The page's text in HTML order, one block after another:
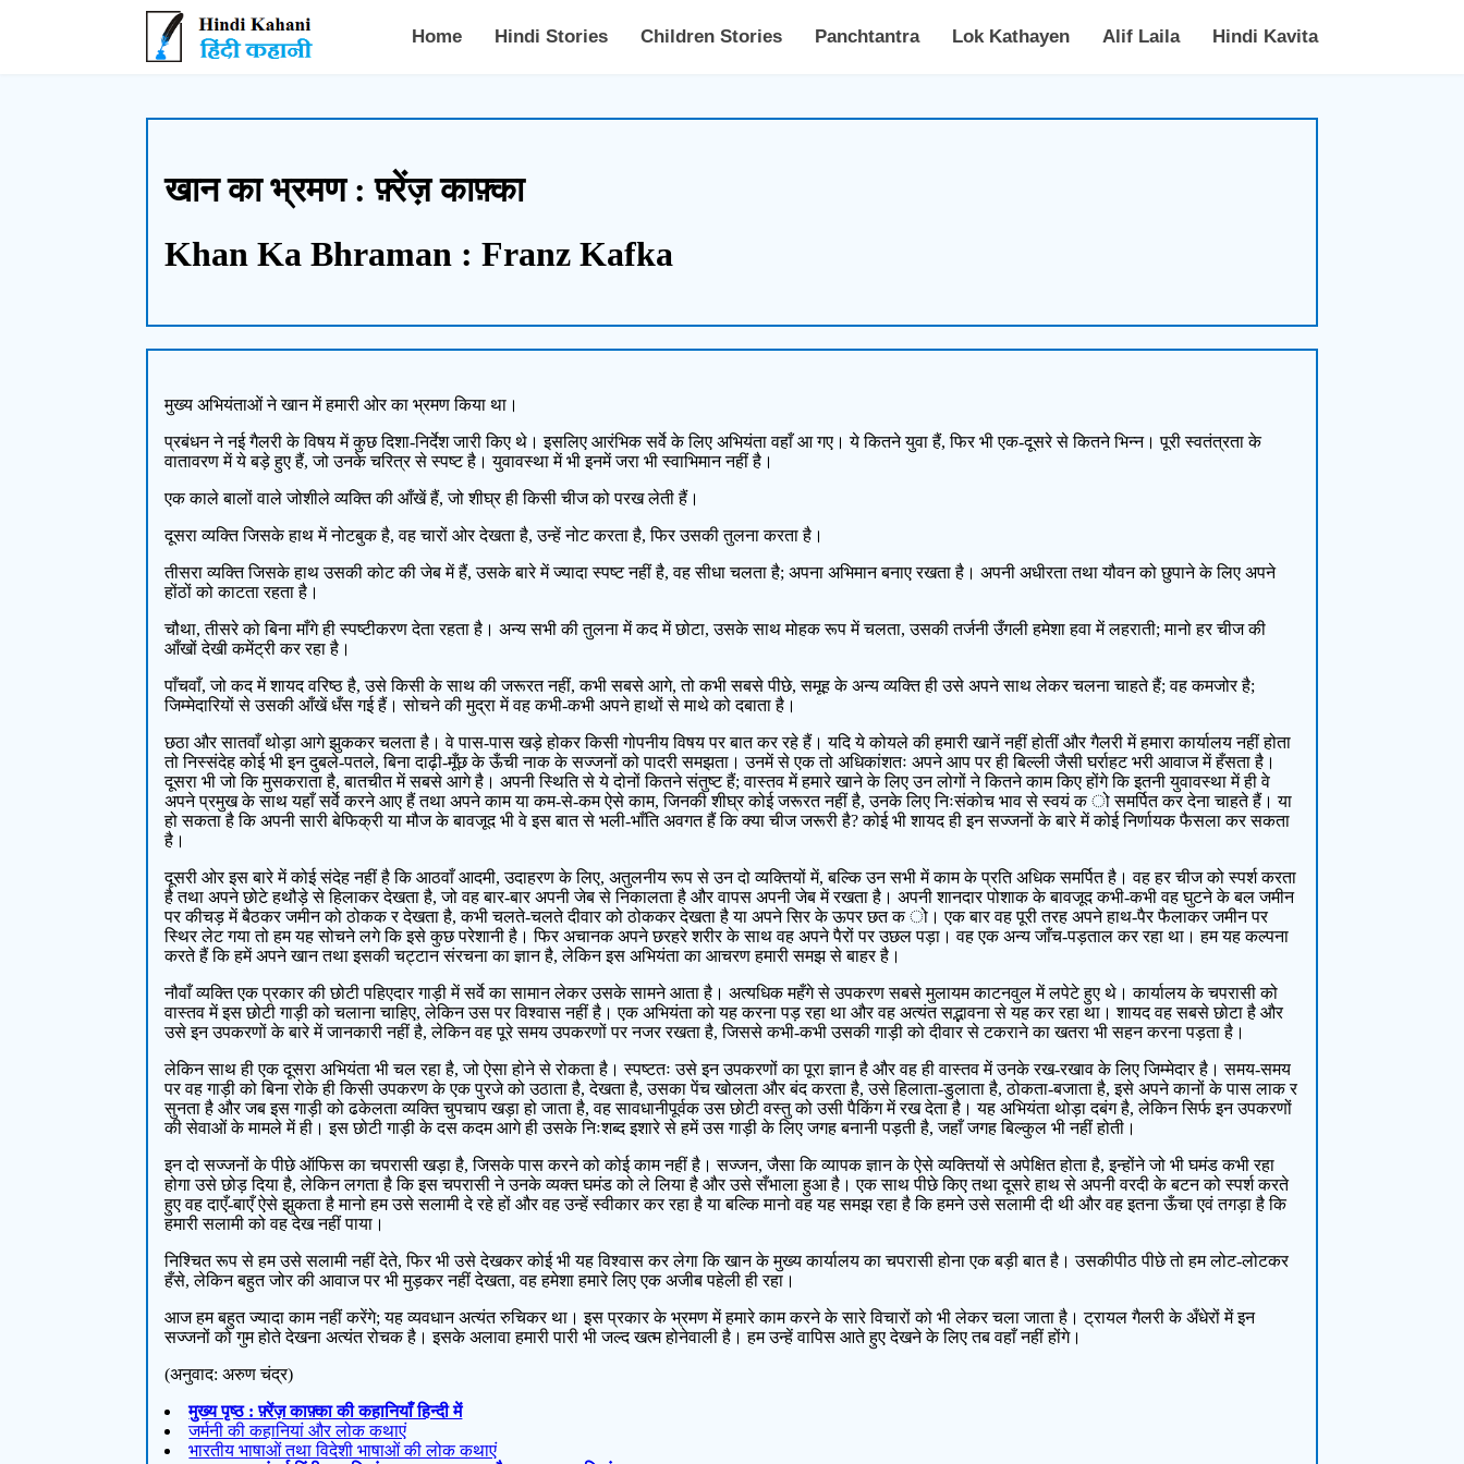
Hindi Kahani - हिंदी कहानी
Home Hindi Stories Children Stories Panchtantra Lok Kathayen Alif Laila Hindi Kavita
खान का भ्रमण : फ़्रेंज़ काफ़्का
Khan Ka Bhraman : Franz Kafka
मुख्य अभियंताओं ने खान में हमारी ओर का भ्रमण किया था।
प्रबंधन ने नई गैलरी के विषय में कुछ दिशा-निर्देश जारी किए थे। इसलिए आरंभिक सर्वे के लिए अभियंता वहाँ आ गए। ये कितने युवा हैं, फिर भी एक-दूसरे से कितने भिन्न। पूरी स्वतंत्रता के
वातावरण में ये बड़े हुए हैं, जो उनके चरित्र से स्पष्ट है। युवावस्था में भी इनमें जरा भी स्वाभिमान नहीं है।
एक काले बालों वाले जोशीले व्यक्ति की आँखें हैं, जो शीघ्र ही किसी चीज को परख लेती हैं।
दूसरा व्यक्ति जिसके हाथ में नोटबुक है, वह चारों ओर देखता है, उन्हें नोट करता है, फिर उसकी तुलना करता है।
तीसरा व्यक्ति जिसके हाथ उसकी कोट की जेब में हैं, उसके बारे में ज्यादा स्पष्ट नहीं है, वह सीधा चलता है; अपना अभिमान बनाए रखता है। अपनी अधीरता तथा यौवन को छुपाने के लिए अपने
होंठों को काटता रहता है।
चौथा, तीसरे को बिना माँगे ही स्पष्टीकरण देता रहता है। अन्य सभी की तुलना में कद में छोटा, उसके साथ मोहक रूप में चलता, उसकी तर्जनी उँगली हमेशा हवा में लहराती; मानो हर चीज की
आँखों देखी कमेंट्री कर रहा है।
पाँचवाँ, जो कद में शायद वरिष्ठ है, उसे किसी के साथ की जरूरत नहीं, कभी सबसे आगे, तो कभी सबसे पीछे, समूह के अन्य व्यक्ति ही उसे अपने साथ लेकर चलना चाहते हैं; वह कमजोर है;
जिम्मेदारियों से उसकी आँखें धँस गई हैं। सोचने की मुद्रा में वह कभी-कभी अपने हाथों से माथे को दबाता है।
छठा और सातवाँ थोड़ा आगे झुककर चलता है। वे पास-पास खड़े होकर किसी गोपनीय विषय पर बात कर रहे हैं। यदि ये कोयले की हमारी खानें नहीं होतीं और गैलरी में हमारा कार्यालय नहीं होता
तो निस्संदेह कोई भी इन दुबले-पतले, बिना दाढ़ी-मूँछ के ऊँची नाक के सज्जनों को पादरी समझता। उनमें से एक तो अधिकांशतः अपने आप पर ही बिल्ली जैसी घर्राहट भरी आवाज में हँसता है।
दूसरा भी जो कि मुसकराता है, बातचीत में सबसे आगे है। अपनी स्थिति से ये दोनों कितने संतुष्ट हैं; वास्तव में हमारे खाने के लिए उन लोगों ने कितने काम किए होंगे कि इतनी युवावस्था में ही वे
अपने प्रमुख के साथ यहाँ सर्वे करने आए हैं तथा अपने काम या कम-से-कम ऐसे काम, जिनकी शीघ्र कोई जरूरत नहीं है, उनके लिए निःसंकोच भाव से स्वयं क ो समर्पित कर देना चाहते हैं। या
हो सकता है कि अपनी सारी बेफिक्री या मौज के बावजूद भी वे इस बात से भली-भाँति अवगत हैं कि क्या चीज जरूरी है? कोई भी शायद ही इन सज्जनों के बारे में कोई निर्णायक फैसला कर सकता
है।
दूसरी ओर इस बारे में कोई संदेह नहीं है कि आठवाँ आदमी, उदाहरण के लिए, अतुलनीय रूप से उन दो व्यक्तियों में, बल्कि उन सभी में काम के प्रति अधिक समर्पित है। वह हर चीज को स्पर्श करता
है तथा अपने छोटे हथौड़े से हिलाकर देखता है, जो वह बार-बार अपनी जेब से निकालता है और वापस अपनी जेब में रखता है। अपनी शानदार पोशाक के बावजूद कभी-कभी वह घुटने के बल जमीन
पर कीचड़ में बैठकर जमीन को ठोकक र देखता है, कभी चलते-चलते दीवार को ठोककर देखता है या अपने सिर के ऊपर छत क ो। एक बार वह पूरी तरह अपने हाथ-पैर फैलाकर जमीन पर
स्थिर लेट गया तो हम यह सोचने लगे कि इसे कुछ परेशानी है। फिर अचानक अपने छरहरे शरीर के साथ वह अपने पैरों पर उछल पड़ा। वह एक अन्य जाँच-पड़ताल कर रहा था। हम यह कल्पना
करते हैं कि हमें अपने खान तथा इसकी चट्टान संरचना का ज्ञान है, लेकिन इस अभियंता का आचरण हमारी समझ से बाहर है।
नौवाँ व्यक्ति एक प्रकार की छोटी पहिएदार गाड़ी में सर्वे का सामान लेकर उसके सामने आता है। अत्यधिक महँगे से उपकरण सबसे मुलायम काटनवुल में लपेटे हुए थे। कार्यालय के चपरासी को
वास्तव में इस छोटी गाड़ी को चलाना चाहिए, लेकिन उस पर विश्वास नहीं है। एक अभियंता को यह करना पड़ रहा था और वह अत्यंत सद्भावना से यह कर रहा था। शायद वह सबसे छोटा है और
उसे इन उपकरणों के बारे में जानकारी नहीं है, लेकिन वह पूरे समय उपकरणों पर नजर रखता है, जिससे कभी-कभी उसकी गाड़ी को दीवार से टकराने का खतरा भी सहन करना पड़ता है।
लेकिन साथ ही एक दूसरा अभियंता भी चल रहा है, जो ऐसा होने से रोकता है। स्पष्टतः उसे इन उपकरणों का पूरा ज्ञान है और वह ही वास्तव में उनके रख-रखाव के लिए जिम्मेदार है। समय-समय
पर वह गाड़ी को बिना रोके ही किसी उपकरण के एक पुरजे को उठाता है, देखता है, उसका पेंच खोलता और बंद करता है, उसे हिलाता-डुलाता है, ठोकता-बजाता है, इसे अपने कानों के पास लाक र
सुनता है और जब इस गाड़ी को ढकेलता व्यक्ति चुपचाप खड़ा हो जाता है, वह सावधानीपूर्वक उस छोटी वस्तु को उसी पैकिंग में रख देता है। यह अभियंता थोड़ा दबंग है, लेकिन सिर्फ इन उपकरणों
की सेवाओं के मामले में ही। इस छोटी गाड़ी के दस कदम आगे ही उसके निःशब्द इशारे से हमें उस गाड़ी के लिए जगह बनानी पड़ती है, जहाँ जगह बिल्कुल भी नहीं होती।
इन दो सज्जनों के पीछे ऑफिस का चपरासी खड़ा है, जिसके पास करने को कोई काम नहीं है। सज्जन, जैसा कि व्यापक ज्ञान के ऐसे व्यक्तियों से अपेक्षित होता है, इन्होंने जो भी घमंड कभी रहा
होगा उसे छोड़ दिया है, लेकिन लगता है कि इस चपरासी ने उनके व्यक्त घमंड को ले लिया है और उसे सँभाला हुआ है। एक साथ पीछे किए तथा दूसरे हाथ से अपनी वरदी के बटन को स्पर्श करते
हुए वह दाएँ-बाएँ ऐसे झुकता है मानो हम उसे सलामी दे रहे हों और वह उन्हें स्वीकार कर रहा है या बल्कि मानो वह यह समझ रहा है कि हमने उसे सलामी दी थी और वह इतना ऊँचा एवं तगड़ा है कि
हमारी सलामी को वह देख नहीं पाया।
निश्चित रूप से हम उसे सलामी नहीं देते, फिर भी उसे देखकर कोई भी यह विश्वास कर लेगा कि खान के मुख्य कार्यालय का चपरासी होना एक बड़ी बात है। उसकीपीठ पीछे तो हम लोट-लोटकर
हँसे, लेकिन बहुत जोर की आवाज पर भी मुड़कर नहीं देखता, वह हमेशा हमारे लिए एक अजीब पहेली ही रहा।
आज हम बहुत ज्यादा काम नहीं करेंगे; यह व्यवधान अत्यंत रुचिकर था। इस प्रकार के भ्रमण में हमारे काम करने के सारे विचारों को भी लेकर चला जाता है। ट्रायल गैलरी के अँधेरों में इन
सज्जनों को गुम होते देखना अत्यंत रोचक है। इसके अलावा हमारी पारी भी जल्द खत्म होनेवाली है। हम उन्हें वापिस आते हुए देखने के लिए तब वहाँ नहीं होंगे।
(अनुवाद: अरुण चंद्र)
मुख्य पृष्ठ : फ़्रेंज़ काफ़्का की कहानियाँ हिन्दी में
जर्मनी की कहानियां और लोक कथाएं
भारतीय भाषाओं तथा विदेशी भाषाओं की लोक कथाएं